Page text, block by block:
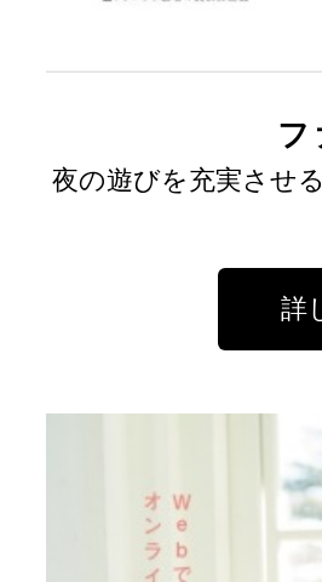
フ
夜の遊びを充実させ
詳